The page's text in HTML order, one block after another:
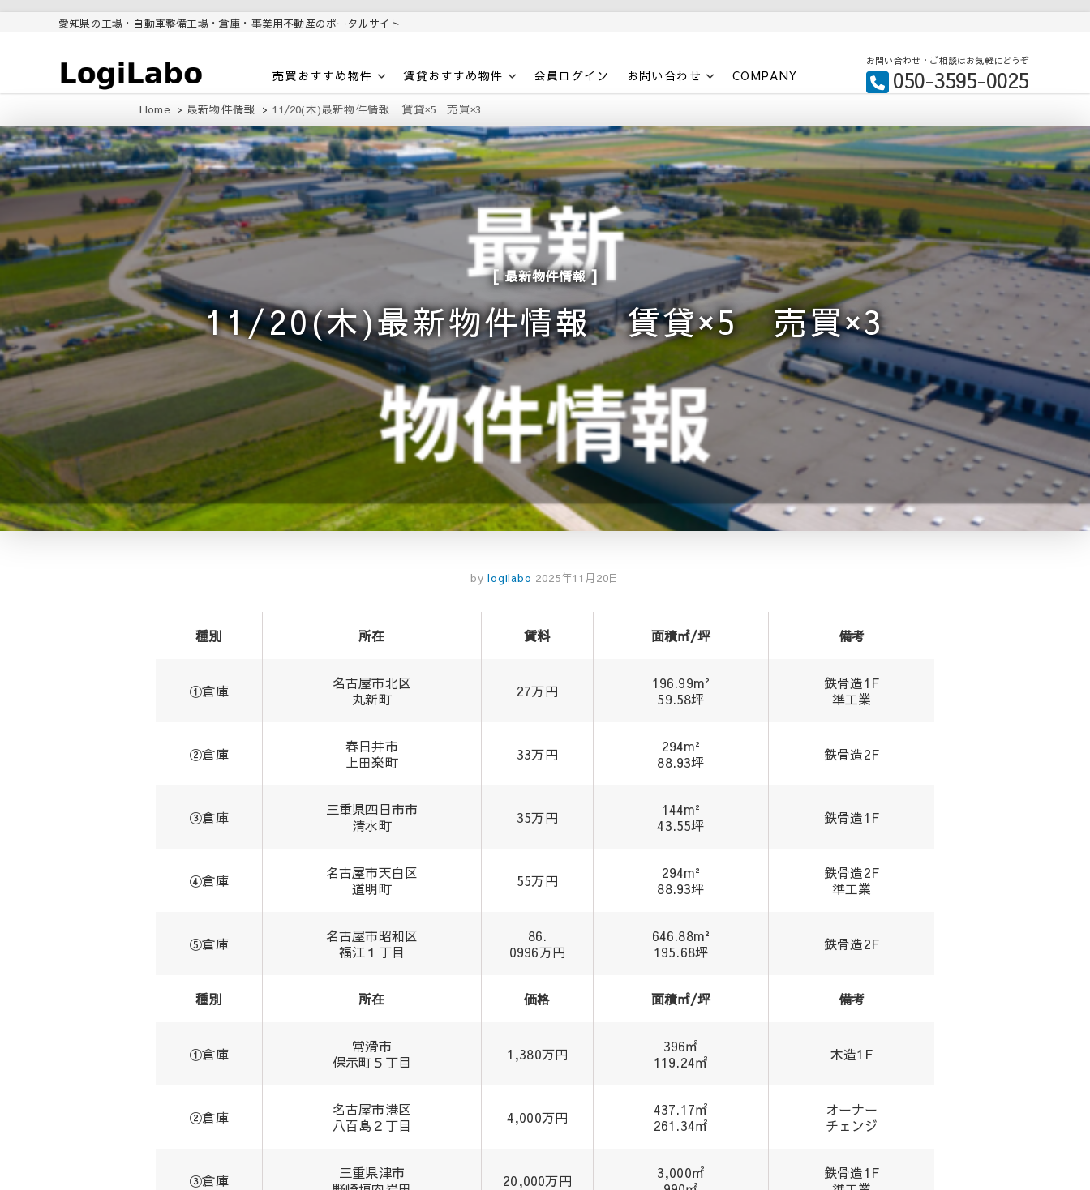
愛知県の工場・自動車整備工場・倉庫・事業用不動産のポータルサイト
ロジラボ
愛知県の工場・クレーン付工
場・自動車整備工場・倉庫・事
業用不動産のポータルサイト
売買おすすめ物件 賃貸おすすめ物件 会員ログイン お問い合わせ COMPANY
お問い合わせ・ご相談はお気軽にどうぞ
050-3595-0025
Home 最新物件情報 11/20(木)最新物件情報 賃貸×5 売買×3
最新物件情報
11/20(木)最新物件情報 賃貸×5 売買×3
by logilabo 2025年11月20日
種別 所在 賃料 面積㎡/坪 備考
①倉庫
名古屋市北区
丸新町
27万円
196.99m²
59.58坪
鉄骨造1F
準工業
②倉庫
春日井市
上田楽町
33万円
294m²
88.93坪
鉄骨造2F
③倉庫
三重県四日市市
清水町
35万円
144m²
43.55坪
鉄骨造1F
④倉庫
名古屋市天白区
道明町
55万円
294m²
88.93坪
鉄骨造2F
準工業
⑤倉庫
名古屋市昭和区
福江１丁目
86.
0996万円
646.88m²
195.68坪
鉄骨造2F
種別 所在 価格 面積㎡/坪 備考
①倉庫
常滑市
保示町５丁目
1,380万円
396㎡
119.24㎡
木造1F
②倉庫
名古屋市港区
八百島２丁目
4,000万円
437.17㎡
261.34㎡
オーナー
チェンジ
③倉庫
三重県津市
20,000万円
3,000㎡
鉄骨造1F